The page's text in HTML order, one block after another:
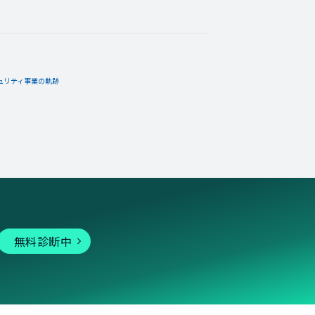
リティ事業の軌跡
無料診断中